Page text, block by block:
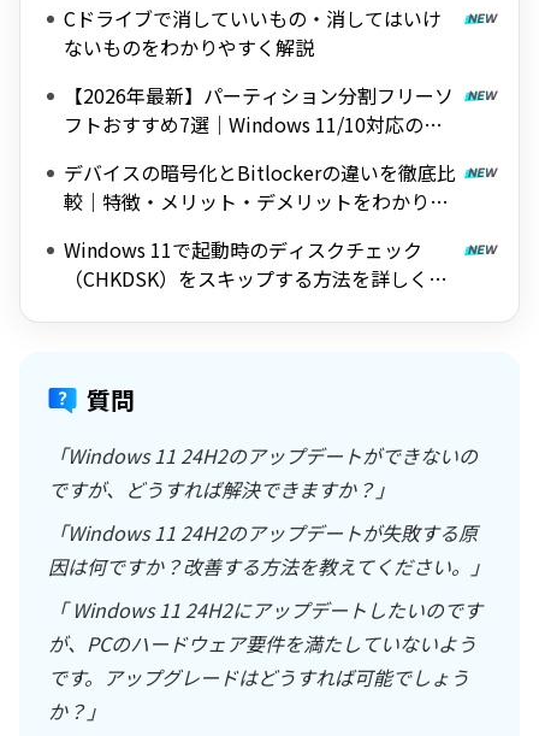
Cドライブで消していいもの・消してはいけ
ないものをわかりやすく解説
【2026年最新】パーティション分割フリーソ
フトおすすめ7選｜Windows 11/10対応の無
デバイスの暗号化とBitlockerの違いを徹底比
較｜特徴・メリット・デメリットをわかりや
Windows 11で起動時のディスクチェック
（CHKDSK）をスキップする方法を詳しく解
質問
「Windows 11 24H2のアップデートができないの
ですが、どうすれば解決できますか？」
「Windows 11 24H2のアップデートが失敗する原
因は何ですか？改善する方法を教えてください。」
「 Windows 11 24H2にアップデートしたいのです
が、PCのハードウェア要件を満たしていないよう
です。アップグレードはどうすれば可能でしょう
か？」